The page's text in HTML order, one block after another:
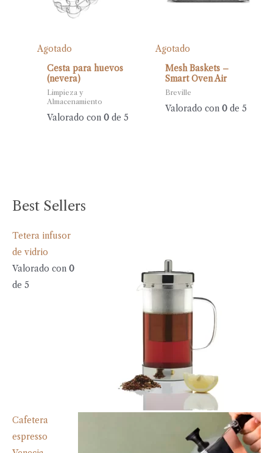
Agotado
Cesta para huevos
(nevera)
Limpieza y
Almacenamiento
Valorado con0 de 5
Agotado
Mesh Baskets –
Smart Oven Air
Breville
Valorado con 0de 5
Best Sellers
Tetera infusor
de vidrio
Valorado con 0
de 5
Cafetera
espresso